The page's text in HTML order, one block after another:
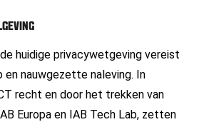
huidige privacywetgeving vereist
en nauwgezette naleving. In
recht en door het trekken van
Europa en IAB Tech Lab, zetten